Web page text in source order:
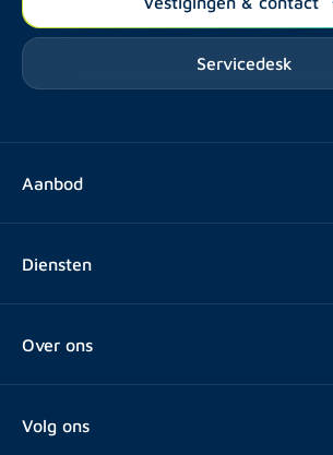
Servicedesk
Aanbod
Diensten
Over ons
Veelgestelde vragen
Volg ons